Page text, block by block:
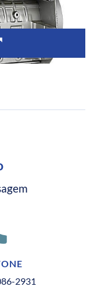
2931